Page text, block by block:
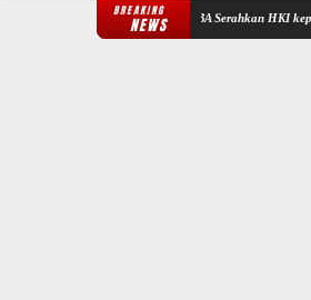
BREAKING
NEWS
KKM Kelompok 44 UNIBA Serahkan HKI kepada